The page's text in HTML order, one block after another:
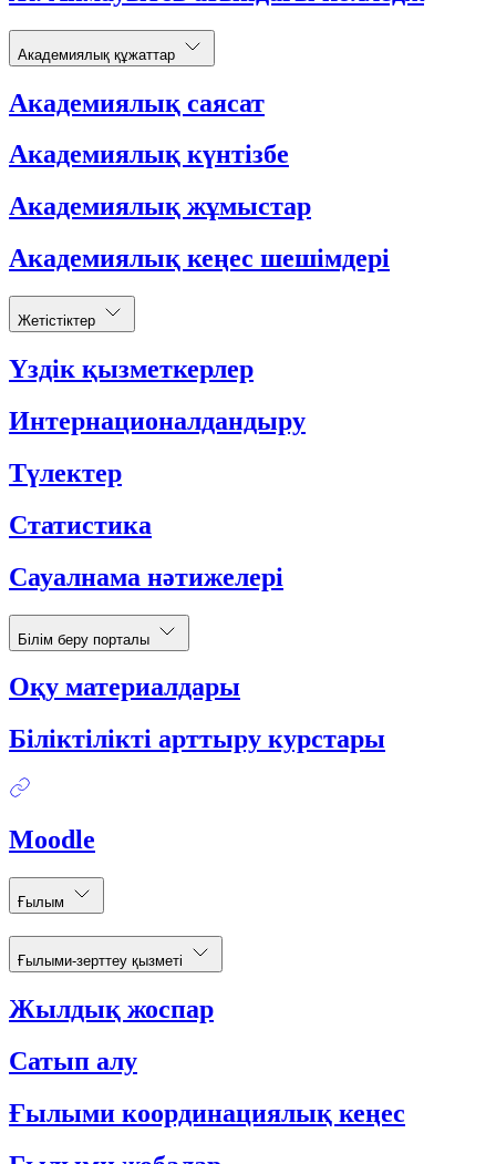
Академиялық құжаттар
Академиялық саясат
Академиялық күнтізбе
Академиялық жұмыстар
Академиялық кеңес шешімдері
Жетістіктер
Үздік қызметкерлер
Интернационалдандыру
Түлектер
Статистика
Сауалнама нәтижелері
Білім беру порталы
Оқу материалдары
Біліктілікті арттыру курстары
Moodle
Ғылым
Ғылыми-зерттеу қызметі
Жылдық жоспар
Сатып алу
Ғылыми координациялық кеңес